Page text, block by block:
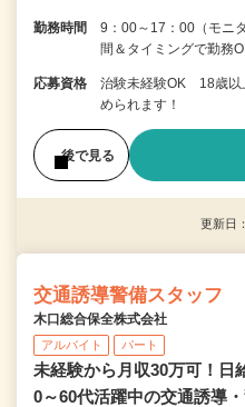
勤務時間
9：00～17：00（モニ
間＆タイミングで勤務
応募資格
治験未経験OK 18歳以
められます！
後で見る
更新日
交通誘導警備スタッフ
木口総合保全株式会社
アルバイト パート
未経験から月収30万可！日
0～60代活躍中の交通誘導